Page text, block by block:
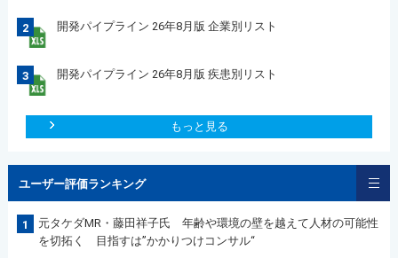
2 開発パイプライン 26年8月版 企業別リスト
3 開発パイプライン 26年8月版 疾患別リスト
もっと見る
ユーザー評価ランキング
1
元タケダMR・藤田祥子氏 年齢や環境の壁を越えて人材の可能性
を切拓く 目指すは”かかりつけコンサル“